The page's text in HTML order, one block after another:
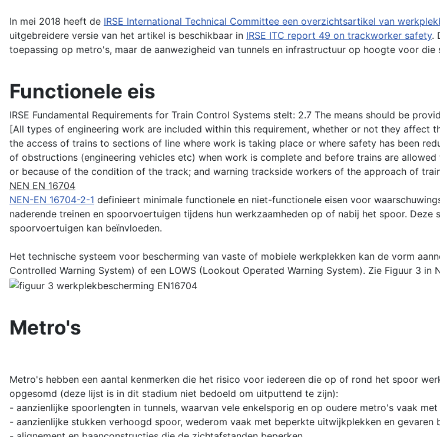
In mei 2018 heeft de IRSE International Technical Committee een overzichtsartikel van
uitgebreidere versie van het artikel is beschikbaar in IRSE ITC report 49 on trackworker safety.
toepassing op metro's, maar de aanwezigheid van tunnels en infrastructuur op hoogte voor
Functionele eis
IRSE Fundamental Requirements for Train Control Systems stelt: 2.7 The means should be
[All types of engineering work are included within this requirement, whether or not they
the access of trains to sections of line where work is taking place or where safety has been
of obstructions (engineering vehicles etc) when work is complete and before trains are
or because of the condition of the track; and warning trackside workers of the approach of
NEN EN 16704
NEN-EN 16704-2-1 definieert minimale functionele en niet-functionele eisen voor
naderende treinen en spoorvoertuigen tijdens hun werkzaamheden op of nabij het spoor.
spoorvoertuigen kan beïnvloeden.
Het technische systeem voor bescherming van vaste of mobiele werkplekken kan de vorm
Controlled Warning System) of een LOWS (Lookout Operated Warning System). Zie Figuur 3 in
Metro's
Metro's hebben een aantal kenmerken die het risico voor iedereen die op of rond het spoor
opgesomd (deze lijst is in dit stadium niet bedoeld om uitputtend te zijn):
- aanzienlijke spoorlengten in tunnels, waarvan vele enkelsporig en op oudere metro's vaak
- aanzienlijke stukken verhoogd spoor, wederom vaak met beperkte uitwijkplekken en gevaren